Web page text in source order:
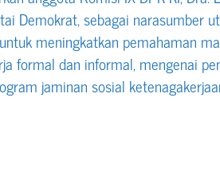
Demokrat, sebagai narasumber
meningkatkan pemahaman
formal dan informal, mengenai
jaminan sosial